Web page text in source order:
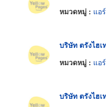
หมวดหมู่ : แอ
บริษัท ตรังไฮเ
หมวดหมู่ : แอ
บริษัท ตรังไฮเ